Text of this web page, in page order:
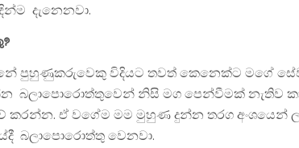
දැනෙනවා.
පුහුණුකරුවෙකු විදියට තවත් කෙනෙක්ට මගේ
බලාපොරොත්තුවෙන් නිසි මග පෙන්වීමක් නැතිව
කරන්න. ඒ වගේම මම මුහුණ දුන්න තරග අංශයෙන්
බලාපොරොත්තු වෙනවා.